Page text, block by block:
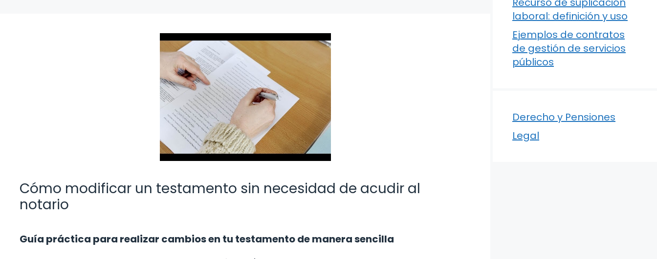
Cómo modificar un testamento sin necesidad de acudir al
notario
Guía práctica para realizar cambios en tu testamento de manera sencilla
laboral: definición y uso
Ejemplos de contratos
de gestión de servicios
públicos
Derecho y Pensiones
Legal